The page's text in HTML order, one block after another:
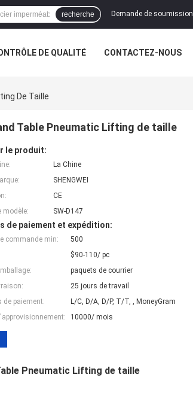
Demande de soumission
recherche
DE QUALITÉ CONTACTEZ-NOUS
De Taille
Table Pneumatic Lifting de taille
le produit:
La Chine
SHENGWEI
CE
modèle:
SW-D147
de paiement et expédition:
commande min:
500
$90-110/ pc
paquets de courrier
25 jours de travail
de paiement:
L/C, D/A, D/P, T/T, , MoneyGram
10000/ mois
Pneumatic Lifting de taille